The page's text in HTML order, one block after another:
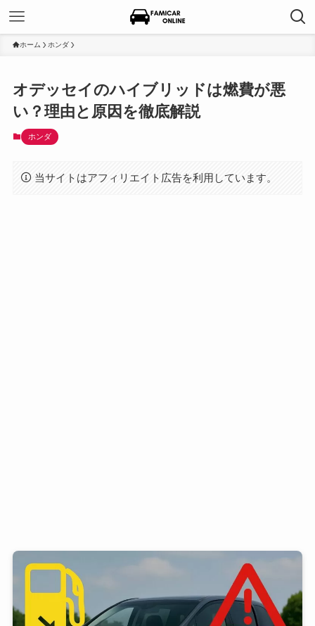
ホーム ホンダ
オデッセイのハイブリッドは燃費が悪
い？理由と原因を徹底解説
ホンダ
当サイトはアフィリエイト広告を利用しています。